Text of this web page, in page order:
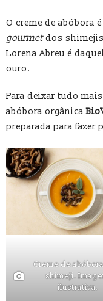
O creme de abóbora
gourmetdos
Lorena Abreu é
ouro.
Para deixar tudo
abóbora orgânica
preparada para fazer
Creme de
shimeji.
ilustrativa.